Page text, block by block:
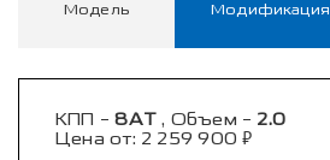
Модель Модификация
КПП -8AT , Объем - 2.0
Цена от: 2 259 900₽